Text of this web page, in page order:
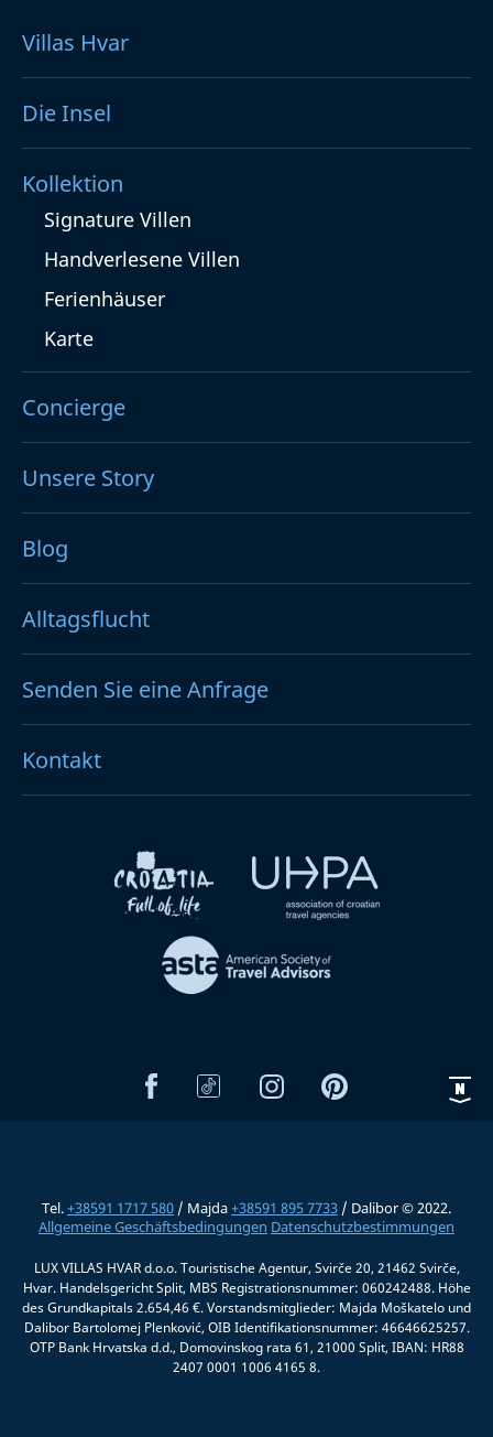
Villas Hvar
Die Insel
Kollektion
Signature Villen
Handverlesene Villen
Ferienhäuser
Karte
Concierge
Unsere Story
Blog
Alltagsflucht
Senden Sie eine Anfrage
Kontakt
Tel.+38591 1717 580 / Majda+38591 895 7733 / Dalibor © 2022.
Allgemeine Geschäftsbedingungen Datenschutzbestimmungen
LUX VILLAS HVAR d.o.o. Touristische Agentur, Svirče 20, 21462 Svirče,
Hvar. Handelsgericht Split, MBS Registrationsnummer: 060242488. Höhe
des Grundkapitals 2.654,46 €. Vorstandsmitglieder: Majda Moškatelo und
Dalibor Bartolomej Plenković, OIB Identifikationsnummer: 46646625257.
OTP Bank Hrvatska d.d., Domovinskog rata 61, 21000 Split, IBAN: HR88
2407 0001 1006 4165 8.